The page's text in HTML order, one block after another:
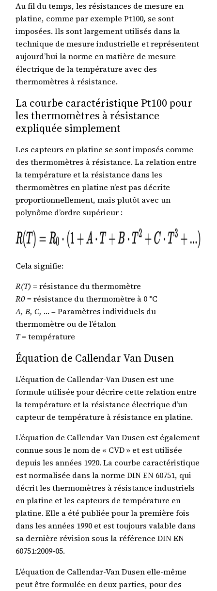
Au fil du temps, les résistances de mesure en
platine, comme par exemple Pt100, se sont
imposées. Ils sont largement utilisés dans la
technique de mesure industrielle et représentent
aujourd’hui la norme en matière de mesure
électrique de la température avec des
thermomètres à résistance.
La courbe caractéristique Pt100 pour
les thermomètres à résistance
expliquée simplement
Les capteurs en platine se sont imposés comme
des thermomètres à résistance. La relation entre
la température et la résistance dans les
thermomètres en platine n’est pas décrite
proportionnellement, mais plutôt avec un
polynôme d’ordre supérieur :
Cela signifie:
R(T) = résistance du thermomètre
R0= résistance du thermomètre à 0 °C
A, B, C, … = Paramètres individuels du
thermomètre ou de l’étalon
T= température
Équation de Callendar-Van Dusen
L’équation de Callendar-Van Dusen est une
formule utilisée pour décrire cette relation entre
la température et la résistance électrique d’un
capteur de température à résistance en platine.
L’équation de Callendar-Van Dusen est également
connue sous le nom de « CVD » et est utilisée
depuis les années 1920. La courbe caractéristique
est normalisée dans la norme DIN EN 60751, qui
décrit les thermomètres à résistance industriels
en platine et les capteurs de température en
platine. Elle a été publiée pour la première fois
dans les années 1990 et est toujours valable dans
sa dernière révision sous la référence DIN EN
60751:2009-05.
L’équation de Callendar-Van Dusen elle-même
peut être formulée en deux parties, pour des